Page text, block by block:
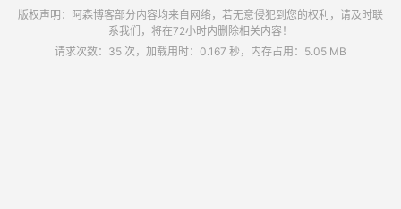
版权声明：阿森博客部分内容均来自网络，若无意侵犯到您的权利，请及时联
系我们，将在72小时内删除相关内容！
请求次数：35 次，加载用时：0.167 秒，内存占用：5.05 MB